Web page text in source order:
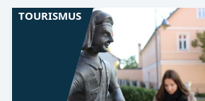
TOURISMUS